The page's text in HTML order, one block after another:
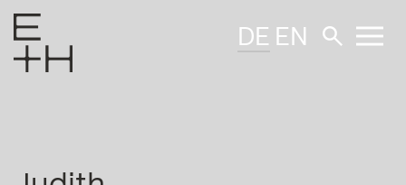
DE EN